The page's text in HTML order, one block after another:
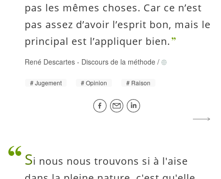
pas les mêmes choses. Car ce n’est
pas assez d’avoir l’esprit bon, mais le
principal est l’appliquer bien.
René Descartes - Discours de la méthode /
Jugement Opinion Raison
Si nous nous trouvons si à l'aise